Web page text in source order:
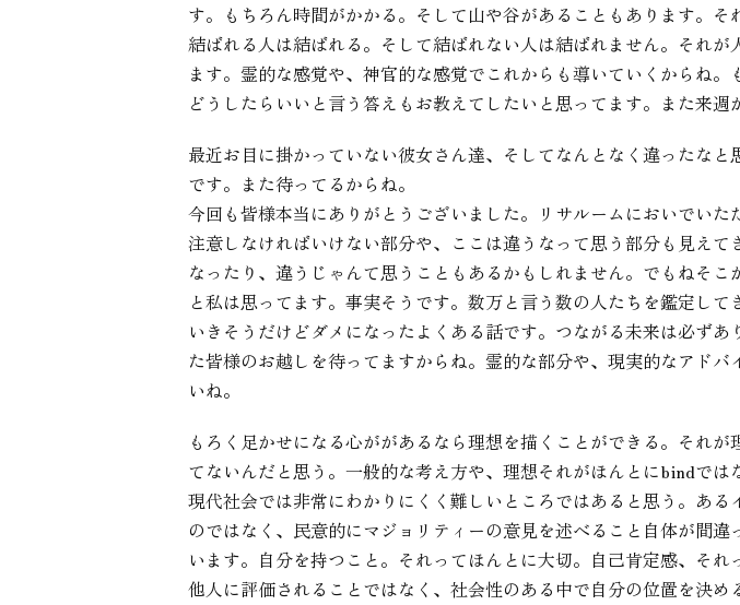
す。もちろん時間がかかる。そして山や谷があることもあります。
結ばれる人は結ばれる。そして結ばれない人は結ばれません。それ
ます。霊的な感覚や、神官的な感覚でこれからも導いていくからね
どうしたらいいと言う答えもお教えてしたいと思ってます。また来週
最近お目に掛かっていない彼女さん達、そしてなんとなく違ったな
です。また待ってるからね。
今回も皆様本当にありがとうございました。リサルームにおいでい
注意しなければいけない部分や、ここは違うなって思う部分も見え
なったり、違うじゃんて思うこともあるかもしれません。でもねそ
と私は思ってます。事実そうです。数万と言う数の人たちを鑑定し
いきそうだけどダメになったよくある話です。つながる未来は必ず
た皆様のお越しを待ってますからね。霊的な部分や、現実的なアド
いね。
もろく足かせになる心ががあるなら理想を描くことができる。それ
てないんだと思う。一般的な考え方や、理想それがほんとにbindで
現代社会では非常にわかりにくく難しいところではあると思う。あ
のではなく、民意的にマジョリティーの意見を述べること自体が間
います。自分を持つこと。それってほんとに大切。自己肯定感、そ
他人に評価されることではなく、社会性のある中で自分の位置を決